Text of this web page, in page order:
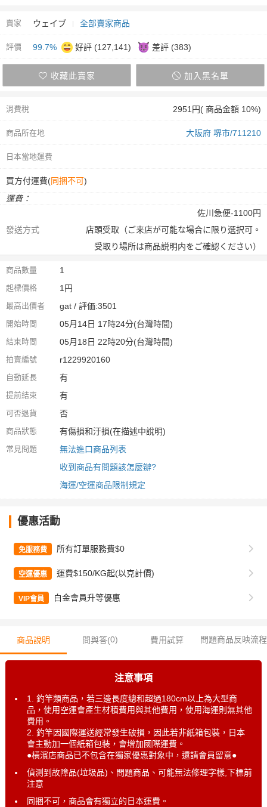
賣家 ウェイブ 全部賣家商品
評價 99.7% 好評 (127,141) 差評 (383)
收藏此賣家 加入黑名單
消費稅 2951円( 商品金額 10%)
商品所在地 大阪府 堺市/711210
日本當地運費
買方付運費(同捆不可)
運費：
發送方式
佐川急便-1100円
店頭受取（ご来店が可能な場合に限り選択可。
受取り場所は商品説明内をご確認ください）
商品數量 1
起標價格 1円
最高出價者 gat / 評価:3501
開始時間 05月14日 17時24分(台灣時間)
結束時間 05月18日 22時20分(台灣時間)
拍賣編號 r1229920160
自動延長 有
提前結束 有
可否退貨 否
商品狀態 有傷損和汙損(在描述中說明)
常見問題
無法進口商品列表
收到商品有問題該怎麼辦?
海運/空運商品限制規定
優惠活動
免服務費 所有訂單服務費$0
空運優惠 運費$150/KG起(以克計價)
VIP會員 白金會員升等優惠
商品說明 問與答(0) 費用試算 問題商品反映流程
注意事項
1. 釣竿類商品，若三邊長度總和超過180cm以上為大型商
品，使用空運會產生材積費用與其他費用，使用海運則無其他
費用。
2. 釣竿因國際運送經常發生破損，因此若非紙箱包裝，日本
會主動加一個紙箱包裝，會增加國際運費。
●橫濱店商品已不包含在獨家優惠對象中，還請會員留意●
偵測到故障品(垃圾品)、問題商品、可能無法修理字樣,下標前
注意
同捆不可，商品會有獨立的日本運費。